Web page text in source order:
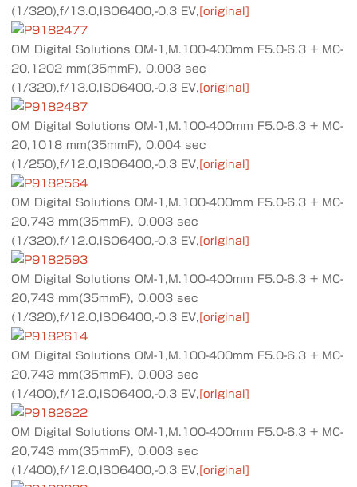
(1/320),f/13.0,ISO6400,-0.3 EV,[original]
OM Digital Solutions OM-1,M.100-400mm F5.0-6.3 + MC-
20,1202 mm(35mmF), 0.003 sec
(1/320),f/13.0,ISO6400,-0.3 EV,[original]
OM Digital Solutions OM-1,M.100-400mm F5.0-6.3 + MC-
20,1018 mm(35mmF), 0.004 sec
(1/250),f/12.0,ISO6400,-0.3 EV,[original]
OM Digital Solutions OM-1,M.100-400mm F5.0-6.3 + MC-
20,743 mm(35mmF), 0.003 sec
(1/320),f/12.0,ISO6400,-0.3 EV,[original]
OM Digital Solutions OM-1,M.100-400mm F5.0-6.3 + MC-
20,743 mm(35mmF), 0.003 sec
(1/320),f/12.0,ISO6400,-0.3 EV,[original]
OM Digital Solutions OM-1,M.100-400mm F5.0-6.3 + MC-
20,743 mm(35mmF), 0.003 sec
(1/400),f/12.0,ISO6400,-0.3 EV,[original]
OM Digital Solutions OM-1,M.100-400mm F5.0-6.3 + MC-
20,743 mm(35mmF), 0.003 sec
(1/400),f/12.0,ISO6400,-0.3 EV,[original]